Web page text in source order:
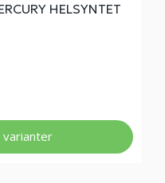
HELSYNTET
varianter